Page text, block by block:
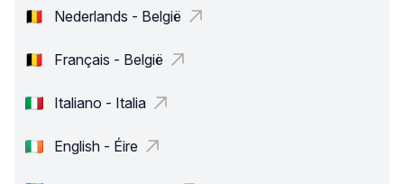
Nederlands - België
Français - België
Italiano - Italia
English - Éire